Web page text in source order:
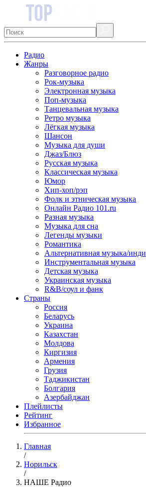
Радио
Жанры
Разговорное радио
Рок-музыка
Электронная музыка
Поп-музыка
Танцевальная музыка
Ретро музыка
Лёгкая музыка
Шансон
Музыка для души
Джаз/Блюз
Русская музыка
Классическая музыка
Юмор
Хип-хоп/рэп
Фолк и этническая музыка
Онлайн Радио 101.ru
Разная музыка
Музыка для сна
Легенды музыки
Романтика
Альтернативная музыка/инди
Инструментальная музыка
Детская музыка
Украинская музыка
R&B/cоул и фанк
Страны
Россия
Беларусь
Украина
Казахстан
Молдова
Киргизия
Армения
Грузия
Таджикистан
Болгария
Азербайджан
Плейлисты
Рейтинг
Избранное
Главная
/
Норильск
/
НАШЕ Радио